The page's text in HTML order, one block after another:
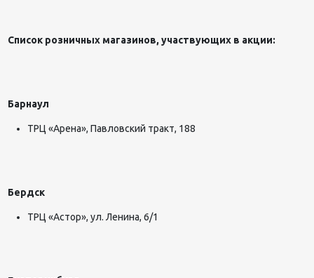
Список розничных магазинов, участвующих в акции:
Барнаул
ТРЦ «Арена», Павловский тракт, 188
Бердск
ТРЦ «Астор», ул. Ленина, 6/1